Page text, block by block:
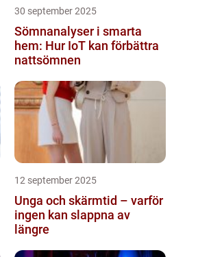
30 september 2025
Sömnanalyser i smarta
hem: Hur IoT kan förbättra
nattsömnen
12 september 2025
Unga och skärmtid – varför
ingen kan slappna av
längre